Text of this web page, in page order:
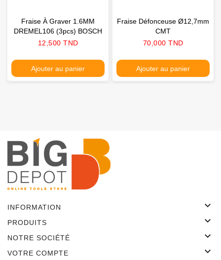
Fraise À Graver 1.6MM
DREMEL106 (3pcs) BOSCH
Prix
12,500 TND
Ajouter au panier
Fraise Défonceuse Ø12,7mm
CMT
Prix
70,000 TND
Ajouter au panier
INFORMATION 
PRODUITS 
NOTRE SOCIÉTÉ 
VOTRE COMPTE 